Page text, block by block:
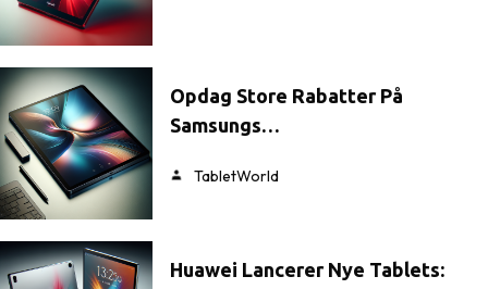
Opdag Store Rabatter På
Samsungs…
TabletWorld
Huawei Lancerer Nye Tablets: